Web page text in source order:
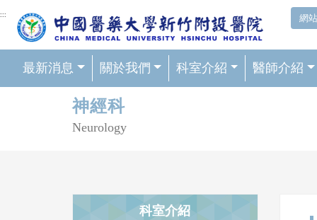
網頁頂端重要消息及連結
::: 網
最新消息 關於我們 科室介紹 醫師介紹
神經科
Neurology
科室介紹